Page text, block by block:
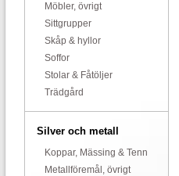
Möbler, övrigt
Sittgrupper
Skåp & hyllor
Soffor
Stolar & Fåtöljer
Trädgård
Silver och metall
Koppar, Mässing & Tenn
Metallföremål, övrigt